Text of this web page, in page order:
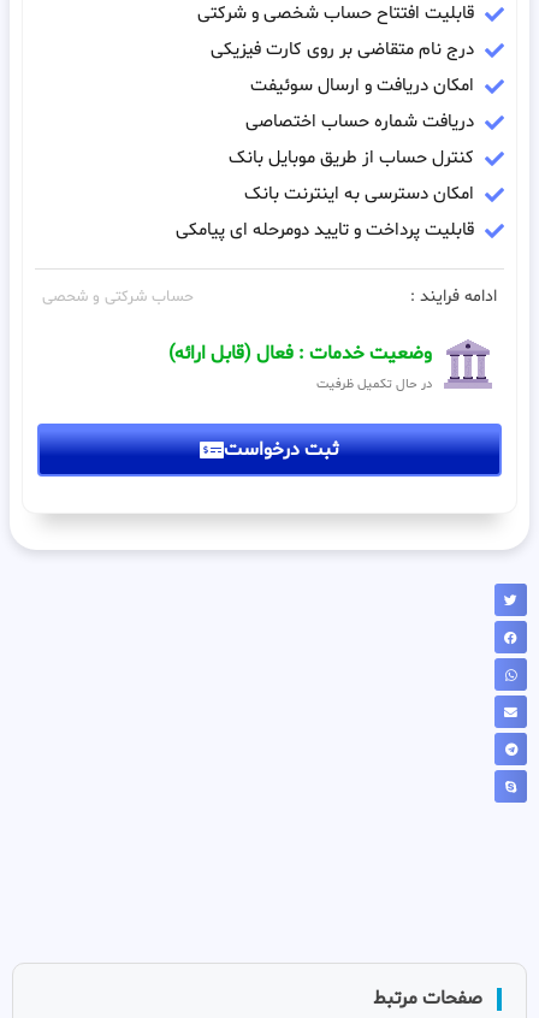
قابلیت افتتاح حساب شخصی و شرکتی
درج نام متقاضی بر روی کارت فیزیکی
امکان دریافت و ارسال سوئیفت
دریافت شماره حساب اختصاصی
کنترل حساب از طریق موبایل بانک
امکان دسترسی به اینترنت بانک
قابلیت پرداخت و تایید دومرحله ای پیامکی
ادامه فرایند : حساب شرکتی و شحصی
وضعیت خدمات : فعال (قابل ارائه)
در حال تکمیل ظرفیت
ثبت درخواست
صفحات مرتبط